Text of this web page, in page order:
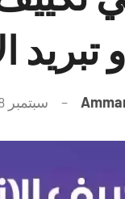
تبريد
سبتمبر 28, 2021